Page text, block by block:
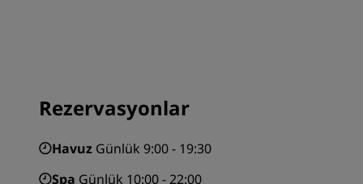
Rezervasyonlar
Havuz Günlük 9:00 - 19:30
Spa Günlük 10:00 - 22:00